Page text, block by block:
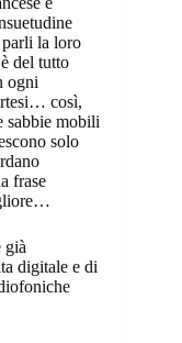
la loro
del tutto
ogni
così,
sabbie mobili
solo
frase
già
digitale e di